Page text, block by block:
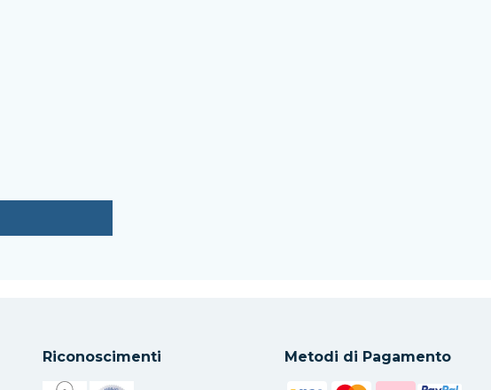
Riconoscimenti Metodi di Pagamento